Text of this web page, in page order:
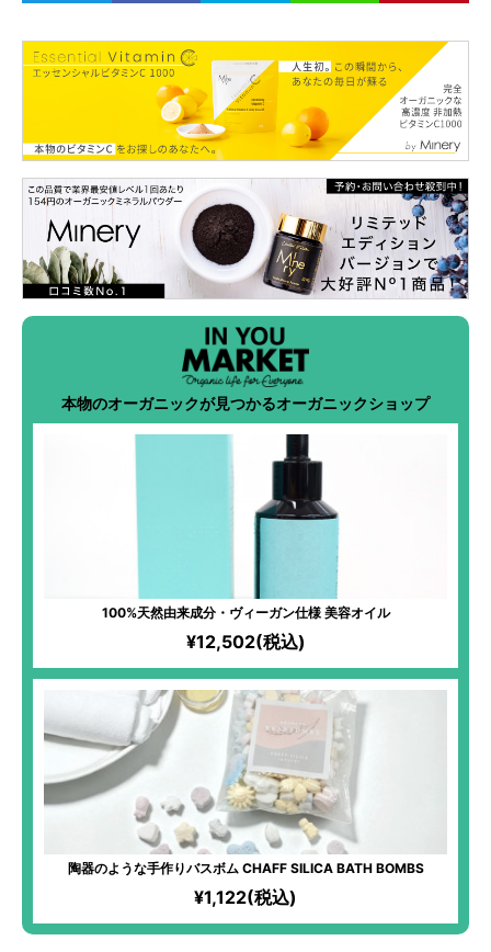
本物のオーガニックが見つかるオーガニックショップ
100%天然由来成分・ヴィーガン仕様 美容オイル
¥12,502(税込)
陶器のような手作りバスボム CHAFF SILICA BATH BOMBS
¥1,122(税込)